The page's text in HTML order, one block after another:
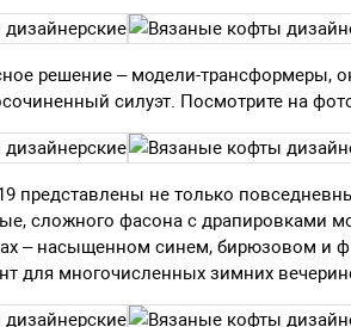
решение – модели-трансформеры,
силуэт. Посмотрите на
представлены не только
сложного фасона с драпировками
– насыщенном синем, бирюзовом
для многочисленных зимних